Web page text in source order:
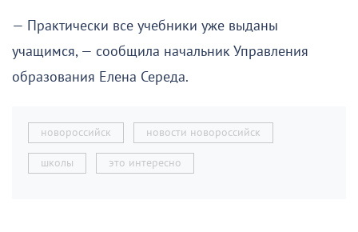
— Практически все учебники уже выданы
учащимся, — сообщила начальник Управления
образования Елена Середа.
новороссийск новости новороссийск
школы это интересно